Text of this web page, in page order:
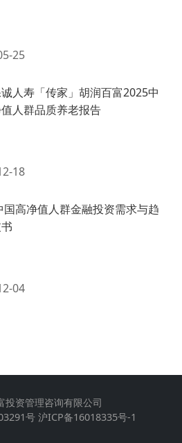
资管理咨询有限公司
号 沪ICP备16018335号-1